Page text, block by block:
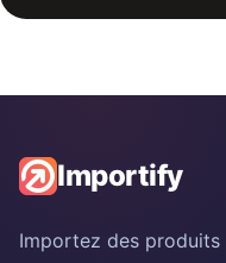
Importify
Importez des